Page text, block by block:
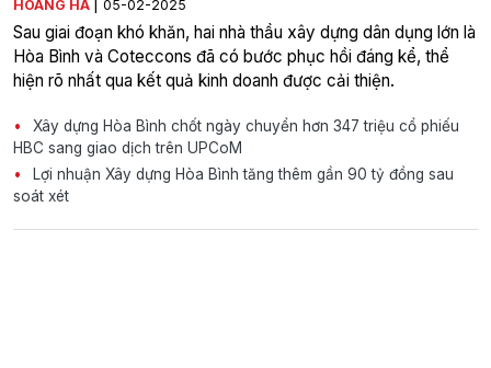
HOÀNG HÀ 05-02-2025
Sau giai đoạn khó khăn, hai nhà thầu xây dựng dân dụng lớn là
Hòa Bình và Coteccons đã có bước phục hồi đáng kể, thể
hiện rõ nhất qua kết quả kinh doanh được cải thiện.
Xây dựng Hòa Bình chốt ngày chuyển hơn 347 triệu cổ phiếu
HBC sang giao dịch trên UPCoM
Lợi nhuận Xây dựng Hòa Bình tăng thêm gần 90 tỷ đồng sau
soát xét